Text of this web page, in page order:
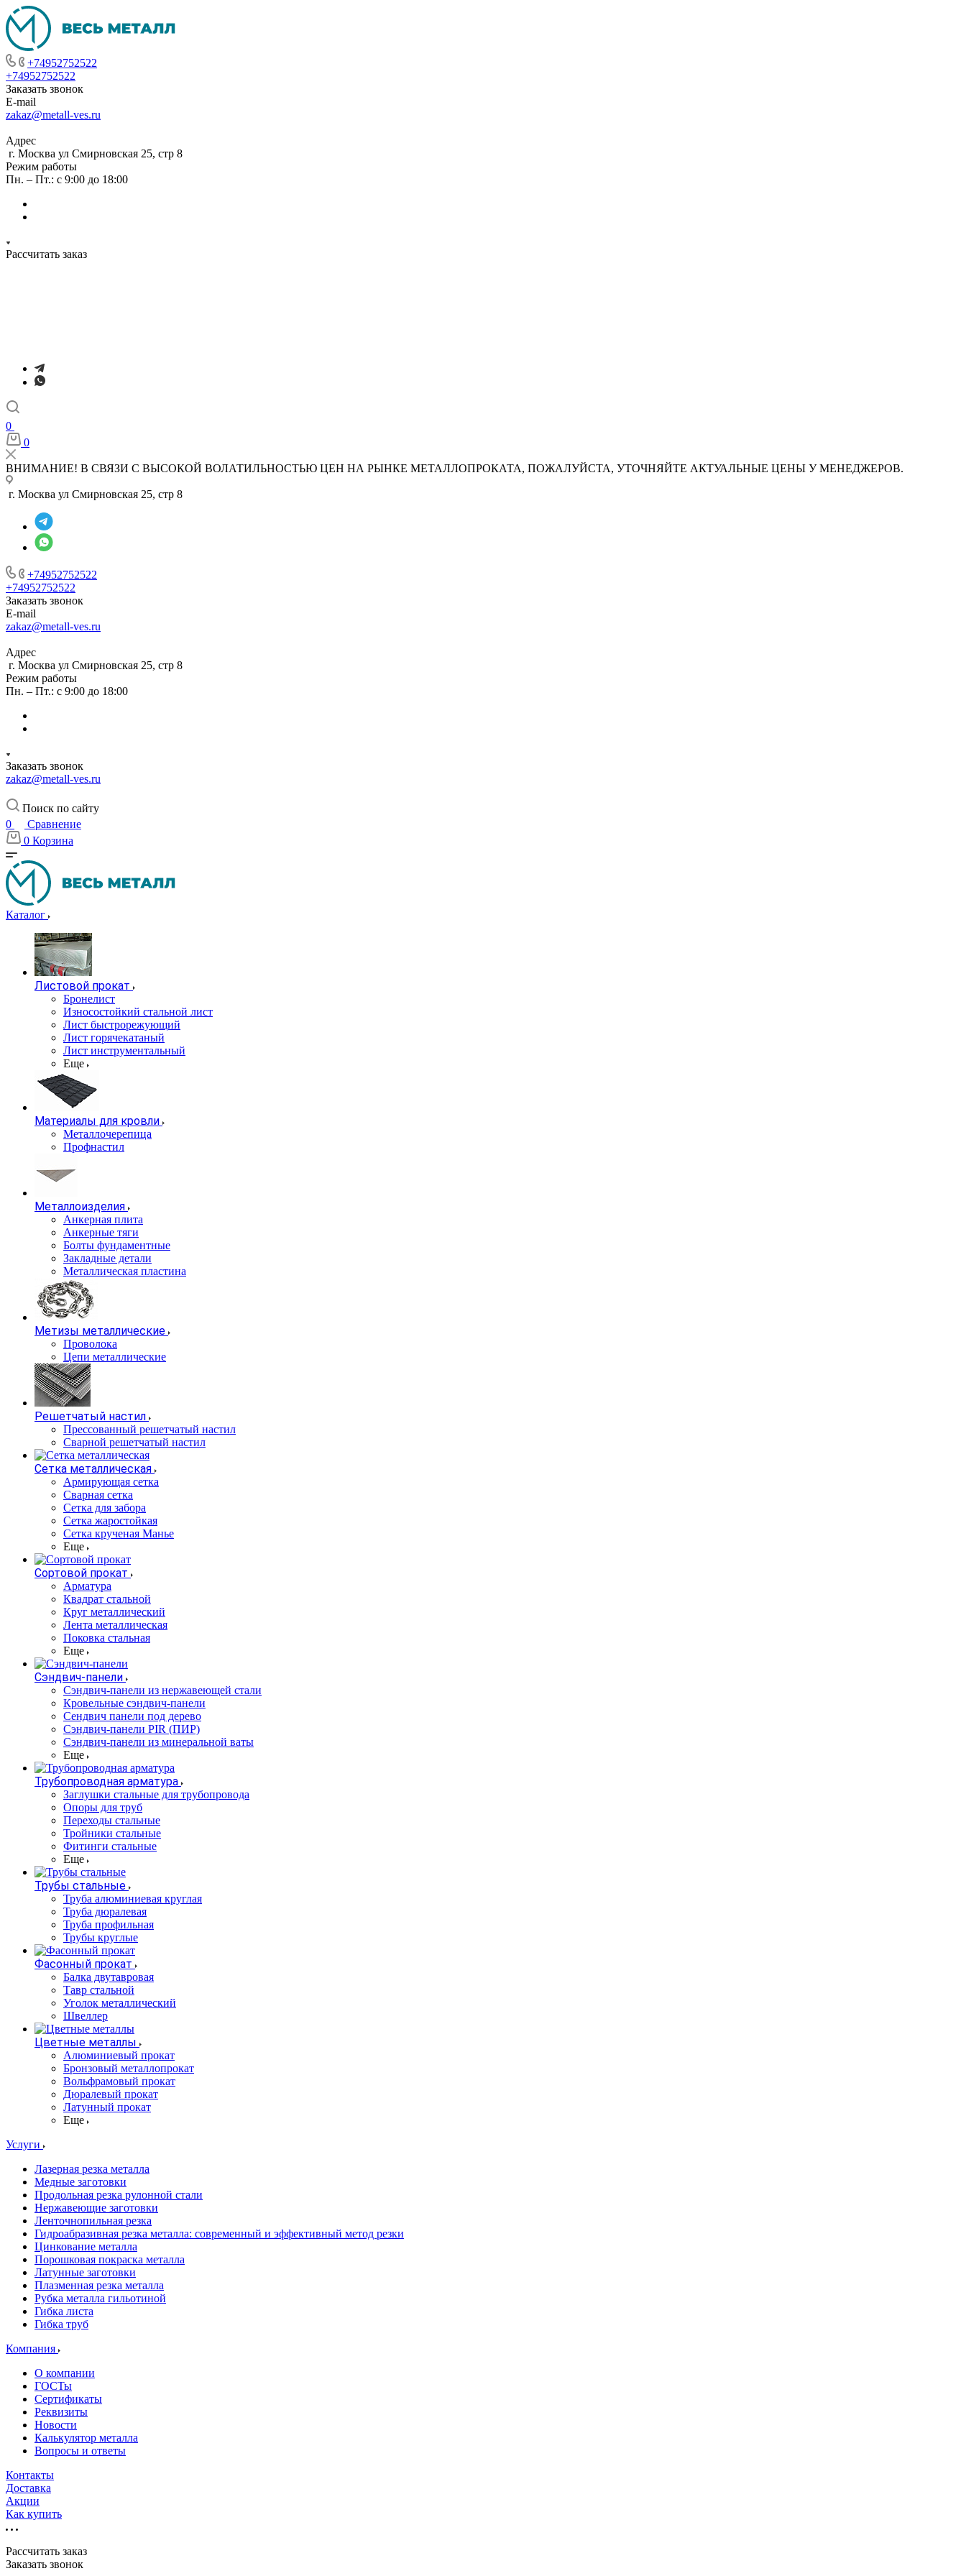
+74952752522
+74952752522
Заказать звонок
E-mail
zakaz@metall-ves.ru
Адрес
г. Москва ул Смирновская 25, стр 8
Режим работы
Пн. – Пт.: с 9:00 до 18:00
Рассчитать заказ
0
0
ВНИМАНИЕ! В СВЯЗИ С ВЫСОКОЙ ВОЛАТИЛЬНОСТЬЮ ЦЕН НА РЫНКЕ МЕТАЛЛОПРОКАТА, ПОЖАЛУЙСТА, УТОЧНЯЙТЕ АКТУАЛЬНЫЕ ЦЕНЫ У МЕНЕДЖЕРОВ.
г. Москва ул Смирновская 25, стр 8
+74952752522
+74952752522
Заказать звонок
E-mail
zakaz@metall-ves.ru
Адрес
г. Москва ул Смирновская 25, стр 8
Режим работы
Пн. – Пт.: с 9:00 до 18:00
Заказать звонок
zakaz@metall-ves.ru
Поиск по сайту
0
Сравнение
0 Корзина
Каталог
Листовой прокат
Бронелист
Износостойкий стальной лист
Лист быстрорежующий
Лист горячекатаный
Лист инструментальный
Еще
Материалы для кровли
Металлочерепица
Профнастил
Металлоизделия
Анкерная плита
Анкерные тяги
Болты фундаментные
Закладные детали
Металлическая пластина
Метизы металлические
Проволока
Цепи металлические
Решетчатый настил
Прессованный решетчатый настил
Сварной решетчатый настил
Сетка металлическая
Армирующая сетка
Сварная сетка
Сетка для забора
Сетка жаростойкая
Сетка крученая Манье
Еще
Сортовой прокат
Арматура
Квадрат стальной
Круг металлический
Лента металлическая
Поковка стальная
Еще
Сэндвич-панели
Cэндвич-панели из нержавеющей стали
Кровельные сэндвич-панели
Сендвич панели под дерево
Сэндвич-панели PIR (ПИР)
Сэндвич-панели из минеральной ваты
Еще
Трубопроводная арматура
Заглушки стальные для трубопровода
Опоры для труб
Переходы стальные
Тройники стальные
Фитинги стальные
Еще
Трубы стальные
Труба алюминиевая круглая
Труба дюралевая
Труба профильная
Трубы круглые
Фасонный прокат
Балка двутавровая
Тавр стальной
Уголок металлический
Швеллер
Цветные металлы
Алюминиевый прокат
Бронзовый металлопрокат
Вольфрамовый прокат
Дюралевый прокат
Латунный прокат
Еще
Услуги
Лазерная резка металла
Медные заготовки
Продольная резка рулонной стали
Нержавеющие заготовки
Ленточнопильная резка
Гидроабразивная резка металла: современный и эффективный метод резки
Цинкование металла
Порошковая покраска металла
Латунные заготовки
Плазменная резка металла
Рубка металла гильотиной
Гибка листа
Гибка труб
Компания
О компании
ГОСТы
Сертификаты
Реквизиты
Новости
Калькулятор металла
Вопросы и ответы
Контакты
Доставка
Акции
Как купить
Рассчитать заказ
Заказать звонок